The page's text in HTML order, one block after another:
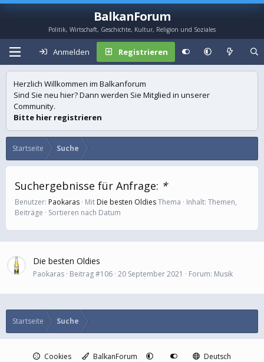
BalkanForum
Politik, Wirtschaft, Geschichte, Kultur, Religion und Soziales
Anmelden Registrieren
Herzlich Willkommen im Balkanforum
Sind Sie neu hier? Dann werden Sie Mitglied in unserer
Community.
Bitte hier registrieren
Startseite Suche
Suchergebnisse für Anfrage: *
Benutzer: Paokaras Mit Die besten OldiesThema
Inhalt: Themen,
Beiträge
Sortieren nach Datum
Die besten Oldies
Paokaras Beitrag #106 20 September 2021 Forum: Musik
Startseite Suche
Cookies BalkanForum
Deutsch